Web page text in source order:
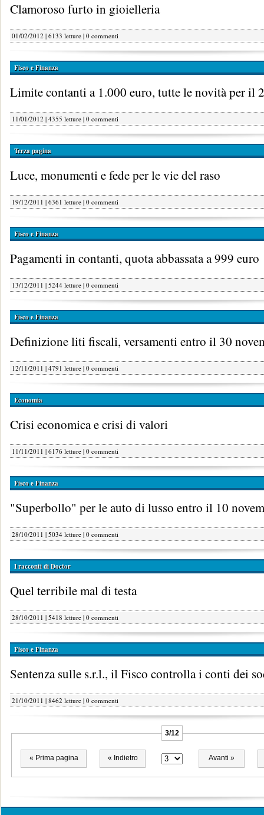
Clamoroso furto in gioielleria
01/02/2012 | 6133 letture | 0 commenti
Fisco e Finanza
Limite contanti a 1.000 euro, tutte le novità per il
11/01/2012 | 4355 letture | 0 commenti
Terza pagina
Luce, monumenti e fede per le vie del raso
19/12/2011 | 6361 letture | 0 commenti
Fisco e Finanza
Pagamenti in contanti, quota abbassata a 999 euro
13/12/2011 | 5244 letture | 0 commenti
Fisco e Finanza
Definizione liti fiscali, versamenti entro il 30
12/11/2011 | 4791 letture | 0 commenti
Economia
Crisi economica e crisi di valori
11/11/2011 | 6176 letture | 0 commenti
Fisco e Finanza
"Superbollo" per le auto di lusso entro il 10
28/10/2011 | 5034 letture | 0 commenti
I racconti di Doctor
Quel terribile mal di testa
28/10/2011 | 5418 letture | 0 commenti
Fisco e Finanza
Sentenza sulle s.r.l., il Fisco controlla i conti dei
21/10/2011 | 8462 letture | 0 commenti
3/12
« Prima pagina « Indietro Avanti »